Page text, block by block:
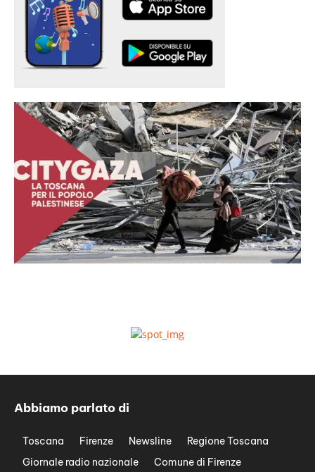
Abbiamo parlato di
Toscana Firenze Newsline
Regione Toscana
Giornale radio nazionale
Comune di Firenze